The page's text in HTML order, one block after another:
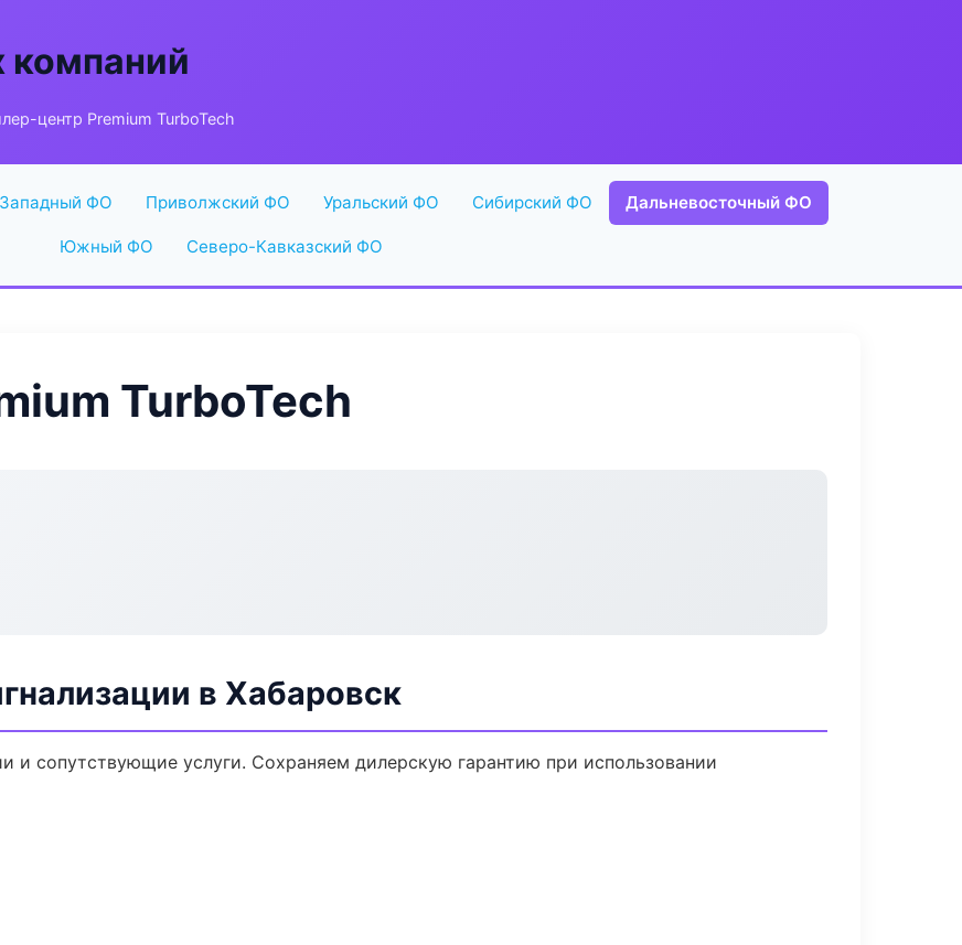
компаний
центр Premium TurboTech
ФО Приволжский ФО Уральский ФО Сибирский ФО Дальневосточный ФО
Южный ФО Северо-Кавказский ФО
TurboTech
в Хабаровск
и сопутствующие услуги. Сохраняем дилерскую гарантию при использовании